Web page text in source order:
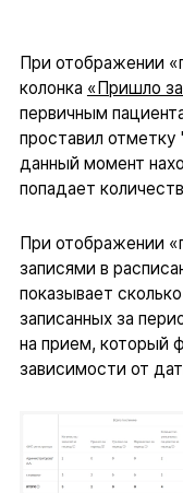
При отображении
колонка «Пришло
первичным
проставил
данный момент
попадает
При отображении
записями в
показывает
записанных за
на прием, который
зависимости от